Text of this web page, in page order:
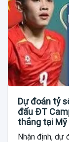
Dự đoán tỷ
đấu ĐT
thắng tại
Nhận định, dự